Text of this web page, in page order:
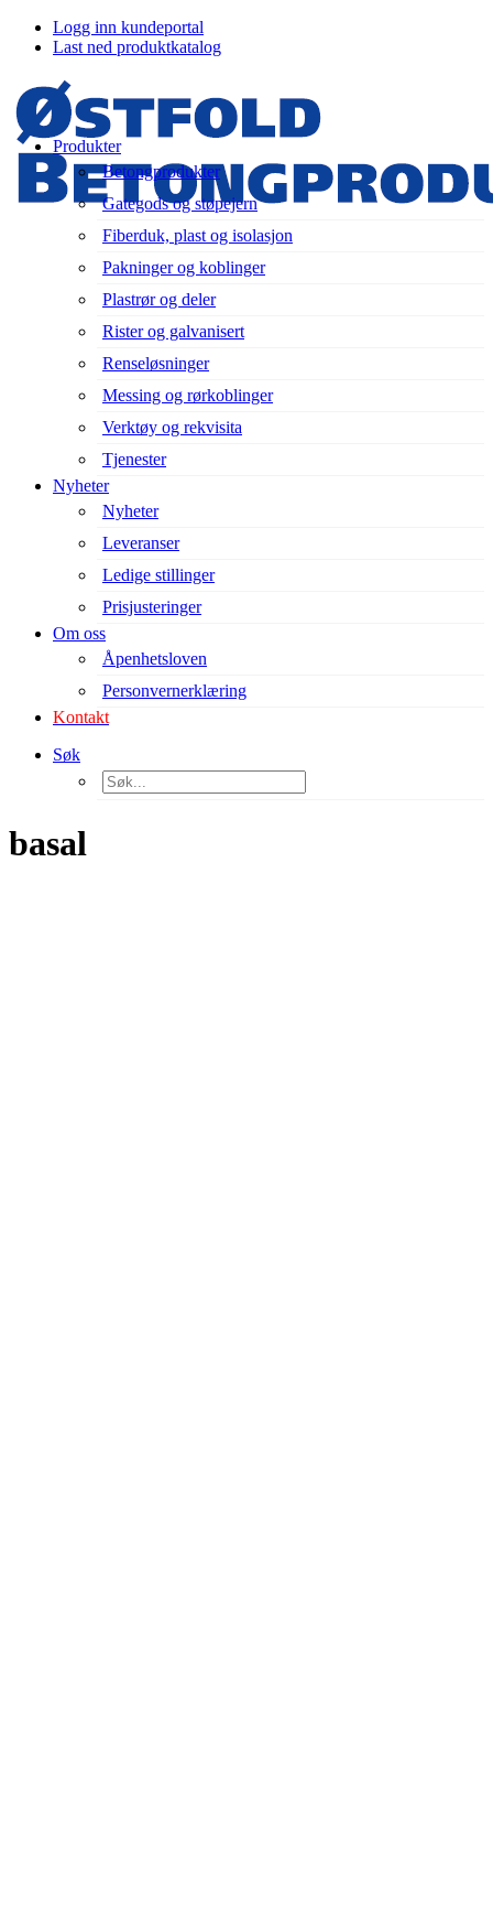
Logg inn kundeportal
Last ned produktkatalog
Produkter
Betongprodukter
Gategods og støpejern
Fiberduk, plast og isolasjon
Pakninger og koblinger
Plastrør og deler
Rister og galvanisert
Renseløsninger
Messing og rørkoblinger
Verktøy og rekvisita
Tjenester
Nyheter
Nyheter
Leveranser
Ledige stillinger
Prisjusteringer
Om oss
Åpenhetsloven
Personvernerklæring
Kontakt
Søk
basal